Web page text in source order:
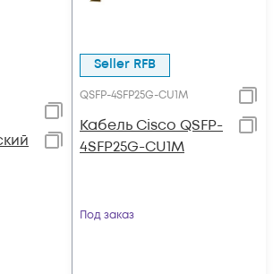
Seller RFB
QSFP-4SFP25G-CU1M
Кабель Cisco QSFP-
4SFP25G-CU1M
Под заказ